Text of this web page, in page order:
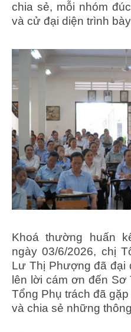
chia sẻ, mỗi nhóm
và cử đại diện trình
Khoá thường huấn
ngày 03/6/2026, chị
Lư Thị Phượng đã đại
lên lời cám ơn đến Sơ
Tổng Phụ trách đã
và chia sẻ những